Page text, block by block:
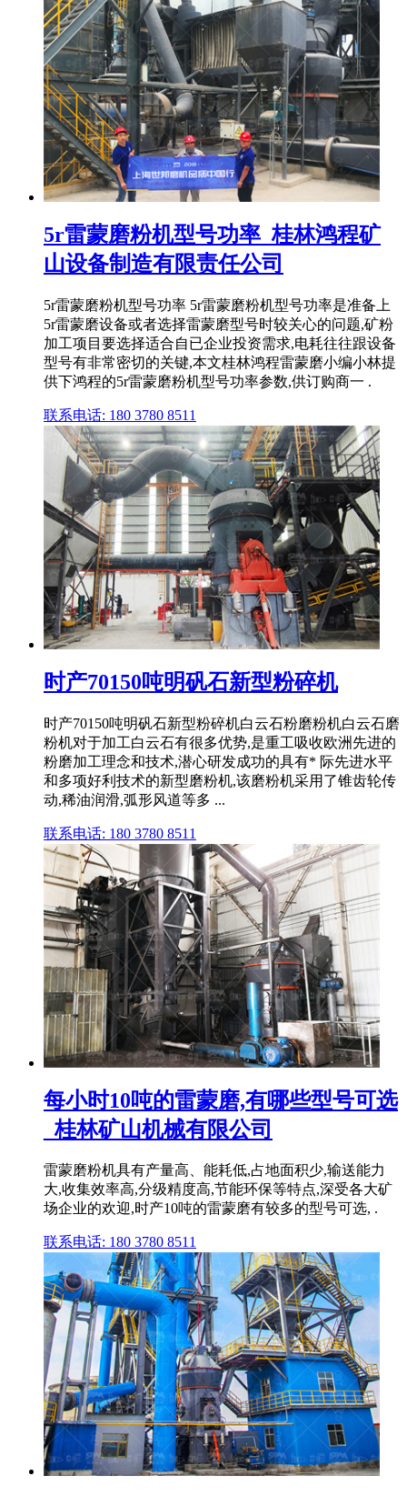
5r雷蒙磨粉机型号功率_桂林鸿程矿
山设备制造有限责任公司
5r雷蒙磨粉机型号功率 5r雷蒙磨粉机型号功率是准备上
5r雷蒙磨设备或者选择雷蒙磨型号时较关心的问题,矿粉
加工项目要选择适合自已企业投资需求,电耗往往跟设备
型号有非常密切的关键,本文桂林鸿程雷蒙磨小编小林提
供下鸿程的5r雷蒙磨粉机型号功率参数,供订购商一 .
联系电话: 180 3780 8511
时产70150吨明矾石新型粉碎机
时产70150吨明矾石新型粉碎机白云石粉磨粉机白云石磨
粉机对于加工白云石有很多优势,是重工吸收欧洲先进的
粉磨加工理念和技术,潜心研发成功的具有* 际先进水平
和多项好利技术的新型磨粉机,该磨粉机采用了锥齿轮传
动,稀油润滑,弧形风道等多 ...
联系电话: 180 3780 8511
每小时10吨的雷蒙磨,有哪些型号可选
_桂林矿山机械有限公司
雷蒙磨粉机具有产量高、能耗低,占地面积少,输送能力
大,收集效率高,分级精度高,节能环保等特点,深受各大矿
场企业的欢迎,时产10吨的雷蒙磨有较多的型号可选, .
联系电话: 180 3780 8511